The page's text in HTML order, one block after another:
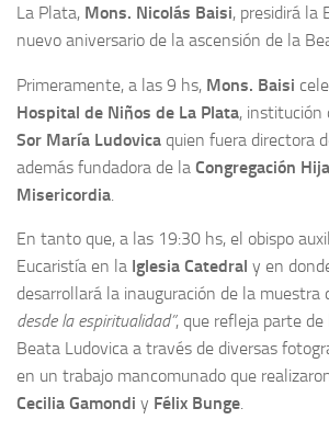
La Plata, Mons. Nicolás Baisi, presidirá la
nuevo aniversario de la ascensión de la
Primeramente, a las 9 hs, Mons. Baisi
Hospital de Niños de La Plata, institución
Sor María Ludovica quien fuera directora
además fundadora de la Congregación
Misericordia
En tanto que, a las 19:30 hs, el obispo
Eucaristía en la Iglesia Catedral y en
desarrollará la inauguración de la muestra
desde la espiritualidad”, que refleja parte
Beata Ludovica a través de diversas
en un trabajo mancomunado que
Cecilia Gamondi y Félix Bunge.